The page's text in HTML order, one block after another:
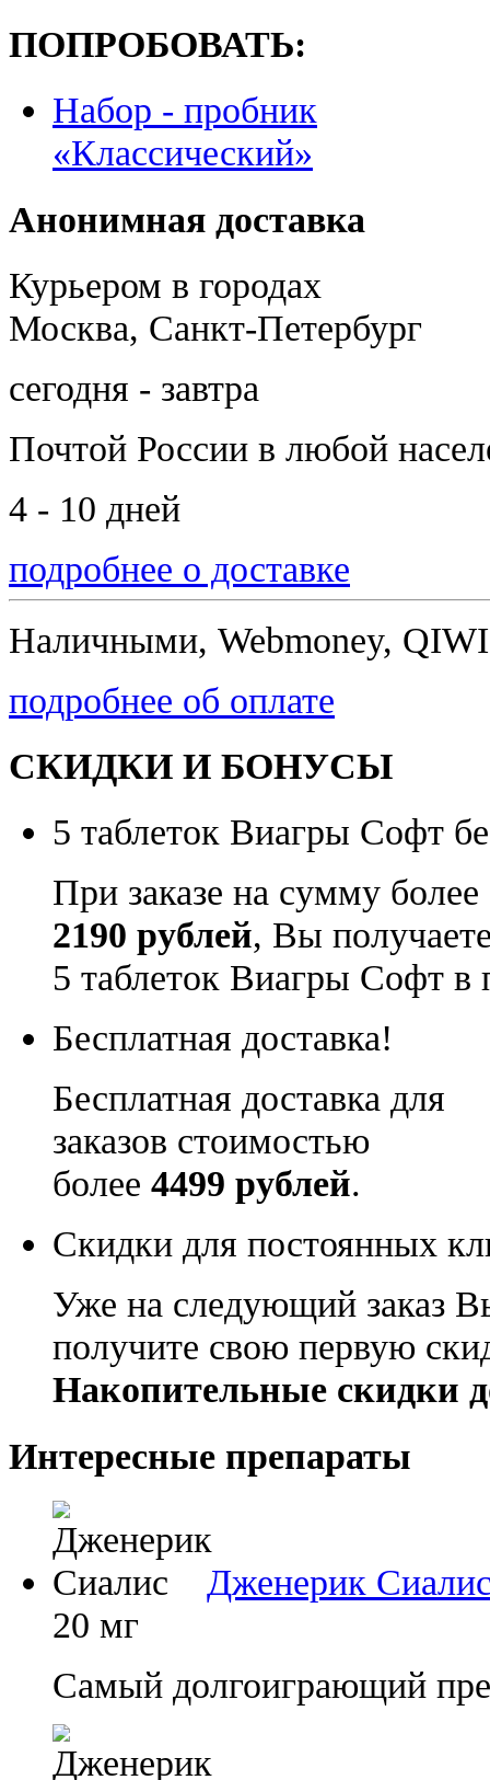
ПОПРОБОВАТЬ:
Набор - пробник
«Классический»
Анонимная доставка
Курьером в городах
Москва, Санкт-Петербург
сегодня - завтра
Почтой России в любой
4 - 10 дней
подробнее о доставке
Наличными, Webmoney,
подробнее об оплате
СКИДКИ И БОНУСЫ
5 таблеток Виагры Софт
При заказе на сумму более
2190 рублей, Вы
5 таблеток Виагры Софт в
Бесплатная доставка!
Бесплатная доставка для
заказов стоимостью
более 4499 рублей.
Скидки для постоянных
Уже на следующий заказ
получите свою первую
Накопительные скидки
Интересные препараты
Дженерик
20 мг
Самый долгоиграющий